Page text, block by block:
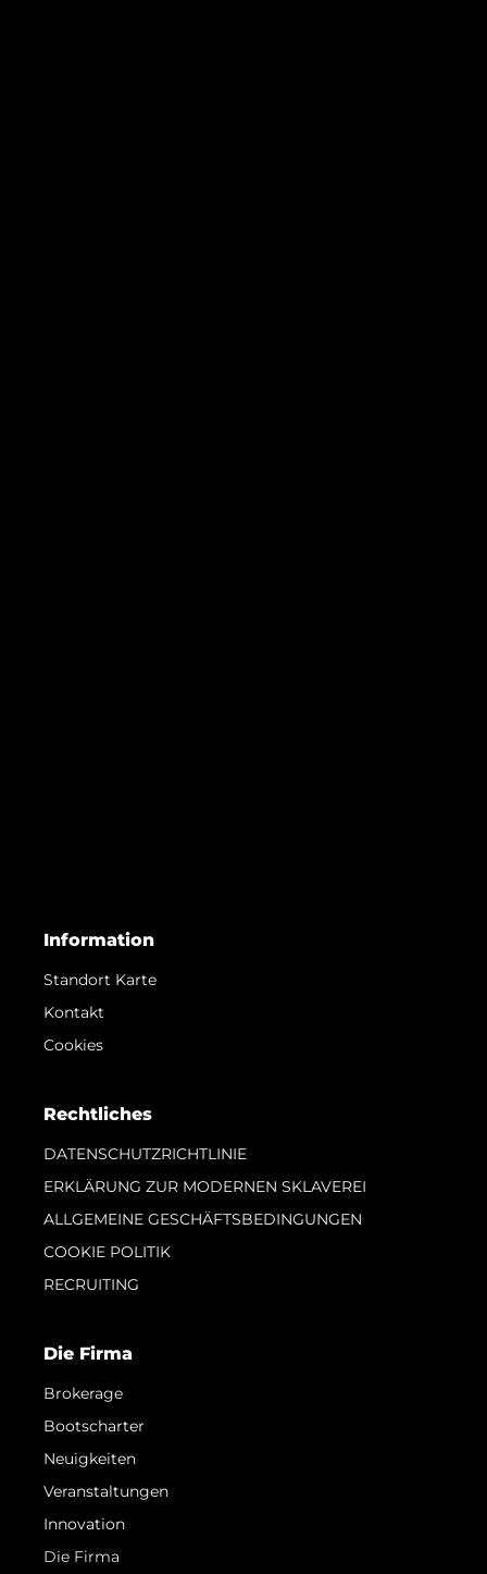
Information
Standort Karte
Kontakt
Cookies
Rechtliches
DATENSCHUTZRICHTLINIE
ERKLÄRUNG ZUR MODERNEN SKLAVEREI
ALLGEMEINE GESCHÄFTSBEDINGUNGEN
COOKIE POLITIK
RECRUITING
Die Firma
Brokerage
Bootscharter
Neuigkeiten
Veranstaltungen
Innovation
Die Firma